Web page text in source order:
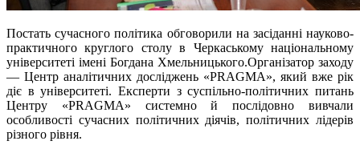
Постать сучасного політика обговорили на засіданні науково-
практичного круглого столу в Черкаському національному
університеті імені Богдана Хмельницького.Організатор заходу
— Центр аналітичних досліджень «PRAGMA», який вже рік
діє в університеті. Експерти з суспільно-політичних питань
Центру «PRAGMA» системно й послідовно вивчали
особливості сучасних політичних діячів, політичних лідерів
різного рівня.